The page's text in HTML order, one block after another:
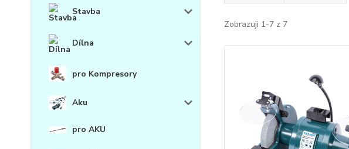
Stavba
Dílna
pro Kompresory
Aku
pro AKU
Zobrazuji 1-7 z 7